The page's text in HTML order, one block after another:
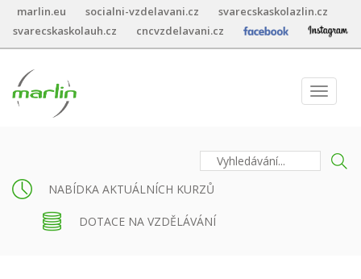
marlin.eu socialni-vzdelavani.cz
svarecskaskolazlin.cz
svarecskaskolauh.cz
cncvzdelavani.cz
Toggle
NABÍDKA AKTUÁLNÍCH KURZŮ
DOTACE NA VZDĚLÁVÁNÍ